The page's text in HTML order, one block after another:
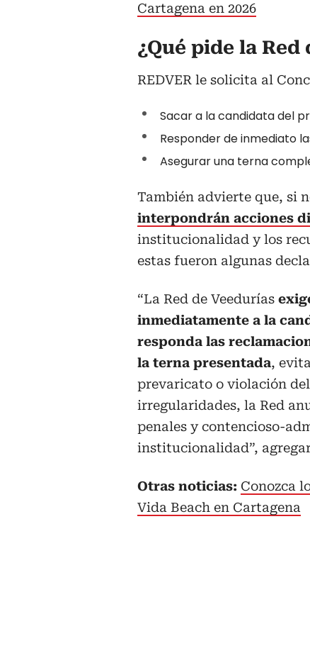
Cartagena en 2026
¿Qué pide la Red
REDVER le solicita al
Sacar a la candidata del
Responder de inmediato
Asegurar una terna
También advierte que, si
interpondrán acciones
institucionalidad y los
estas fueron algunas
“La Red de Veedurías
inmediatamente a la
responda las
la terna presentada,
prevaricato o violación
irregularidades, la Red
penales y contencioso-
institucionalidad”,
Otras noticias: Conozca
Vida Beach en Cartagena